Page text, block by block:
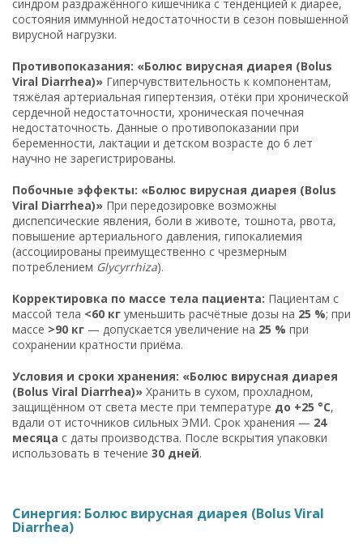
синдром раздражённого кишечника с тенденцией к диарее,
состояния иммунной недостаточности в сезон повышенной
вирусной нагрузки.
Противопоказания: «Болюс вирусная диарея (Bolus
Viral Diarrhea)» Гиперчувствительность к компонентам,
тяжёлая артериальная гипертензия, отёки при хронической
сердечной недостаточности, хроническая почечная
недостаточность. Данные о противопоказании при
беременности, лактации и детском возрасте до 6 лет
научно не зарегистрированы.
Побочные эффекты: «Болюс вирусная диарея (Bolus
Viral Diarrhea)» При передозировке возможны
диспепсические явления, боли в животе, тошнота, рвота,
повышение артериального давления, гипокалиемия
(ассоциированы преимущественно с чрезмерным
потреблением Glycyrrhiza).
Корректировка по массе тела пациента: Пациентам с
массой тела <60 кг уменьшить расчётные дозы на 25 %; при
массе >90 кг — допускается увеличение на 25 % при
сохранении кратности приёма.
Условия и сроки хранения: «Болюс вирусная диарея
(Bolus Viral Diarrhea)» Хранить в сухом, прохладном,
защищённом от света месте при температуре до +25 °C,
вдали от источников сильных ЭМИ. Срок хранения — 24
месяца с даты производства. После вскрытия упаковки
использовать в течение 30 дней.
Синергия: Болюс вирусная диарея (Bolus Viral
Diarrhea)